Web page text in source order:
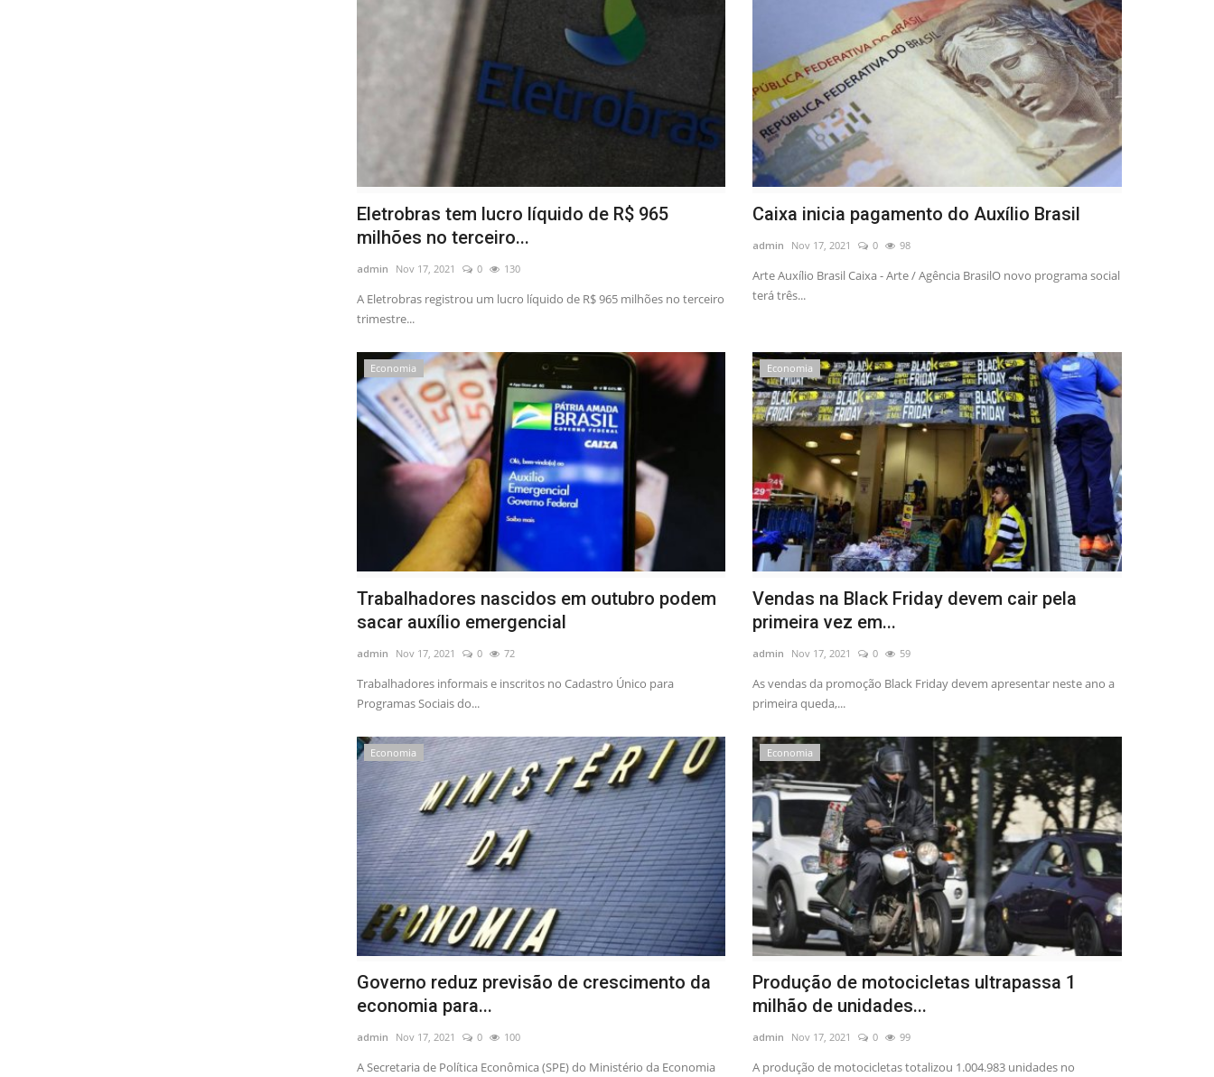
Eletrobras tem lucro líquido de R$ 965
milhões no terceiro...
admin Nov 17, 2021 0 130
A Eletrobras registrou um lucro líquido de R$ 965 milhões no terceiro
trimestre...
Caixa inicia pagamento do Auxílio Brasil
admin Nov 17, 2021 0 98
Arte Auxílio Brasil Caixa - Arte / Agência BrasilO novo programa social
terá três...
Economia
Trabalhadores nascidos em outubro podem
sacar auxílio emergencial
admin Nov 17, 2021 0 72
Trabalhadores informais e inscritos no Cadastro Único para
Programas Sociais do...
Economia
Vendas na Black Friday devem cair pela
primeira vez em...
admin Nov 17, 2021 0 59
As vendas da promoção Black Friday devem apresentar neste ano a
primeira queda,...
Economia
Governo reduz previsão de crescimento da
economia para...
admin Nov 17, 2021 0 100
A Secretaria de Política Econômica (SPE) do Ministério da Economia
Economia
Produção de motocicletas ultrapassa 1
milhão de unidades...
admin Nov 17, 2021 0 99
A produção de motocicletas totalizou 1.004.983 unidades no